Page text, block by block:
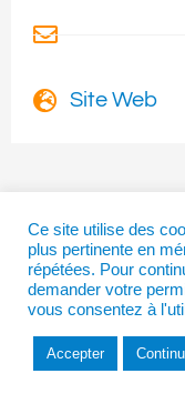
Site Web
I
n
s
t
r
Ce site utilise des
plus pertinente en
répétées. Pour
demander votre
vous consentez à
Accepter